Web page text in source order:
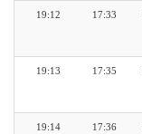
17:33
19:12
17:35
19:13
17:36
19:14